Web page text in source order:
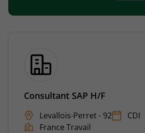
Consultant SAP H/F
Levallois-Perret - 92
CDI
France Travail